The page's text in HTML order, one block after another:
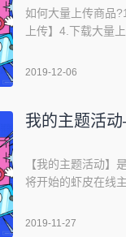
如何大量上传商品
上传】4.下载大量
如何填写大量
2019-12-06
我的主题活
【我的主题活动】
将开始的虾皮在线
机会。全新推出【
2019-11-27